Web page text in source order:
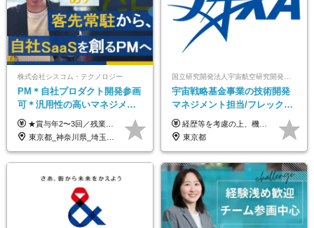
株式会社シスコム・テクノロジー
PM＊自社プロダクト開発参画
可＊汎用性の高いマネジメン
トスキル＊年収1000万以上可
★賞与年2〜3回／残業代全額支給／子ども手当（月1万円）／誕生日手当（年1回1万円）★ ＜初年度の想定年収:600万円～800万円＞ 月給50万7000円～70万4000円＋賞与年2回＋決算賞与 ※経験・能力を考慮のうえ決定します。 ※専門性を高めながらチームを牽引する「プロジェクト推進力」を高く評価し、給与へダイレクトに反映します。 ※試用期間6ヶ月（待遇変動なし） 年収800万円以上も⽬指せます。 経験・スキル・前職給与を最大限に考慮し、 ご納得いただける条件を提示します。 【賞与】 年2〜3回支給（7月・12月＋業績により決算賞与） 当社では、目の前の案件による固定報酬だけが評価の全てではありません。 メンバー育成、現場でのポジション拡大、 ナレッジの共有、そして組織づくりへの参画など、 「会社への貢献度（ビジネスプロセス）」 を昇給・賞与へダイレクトに反映しています。 専門性を高める「技術」と、チームを前進させる「プロジェクト推進」。 この両輪を回すことで、確かなスキル成長と年収アップを同時に実現できる環境です。
東京都_神奈川県_埼玉県_千葉県
宇宙戦略基金事業の技術開発
マネジメント担当/フレックス
制/リモート活用/異業種出身者
歓迎/国家プロジェクト
経歴等を考慮の上、機構の規定により決定します。 ＜大学卒業後、正規社員として民間企業に3年勤務した場合＞ ・月給30万円以上 ・年収470万円以上 年収概算を試算する場合は以下をご確認ください。 https://www.jaxa.jp/about/employ/trial_j.html ■昇給年1回、賞与年2回 ■諸手当（住居手当、通勤手当他） ■退職金制度あり ※年収470万円～ ※超過勤務分は別途支給します。 ※6ヶ月の試用期間あり。その間の待遇・給与に差異はありません。
東京都